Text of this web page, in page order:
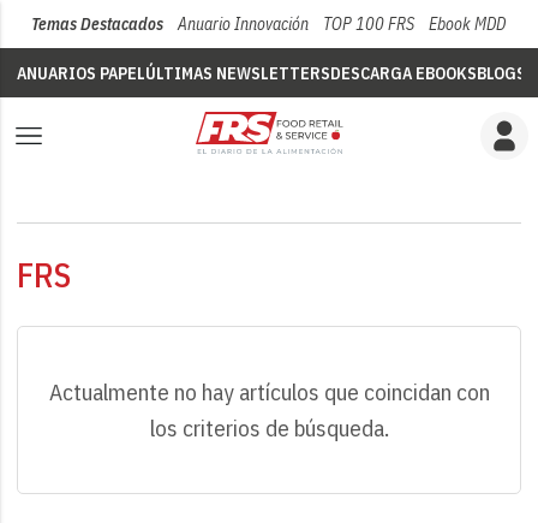
Temas Destacados Anuario Innovación TOP 100 FRS Ebook MDD
ANUARIOS PAPELÚLTIMAS NEWSLETTERSDESCARGA EBOOKSBLOGS
FRS
Actualmente no hay artículos que coincidan con
los criterios de búsqueda.